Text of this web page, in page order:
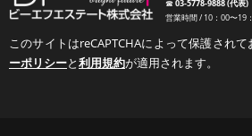
☎︎03-5778-9888 (代
営業時間 / 10：00〜
このサイトはreCAPTCHAによって保護され
ーポリシーと利用規約が適用されます。